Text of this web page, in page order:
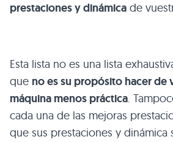
prestaciones y dinámica de
Esta lista no es una lista
que no es su propósito hacer de
máquina menos práctica.
cada una de las mejoras
que sus prestaciones y dinámica